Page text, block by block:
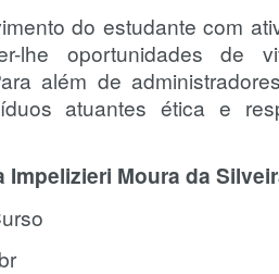
do estudante com
lhe oportunidades de
além de
atuantes ética e
Impelizieri Moura da